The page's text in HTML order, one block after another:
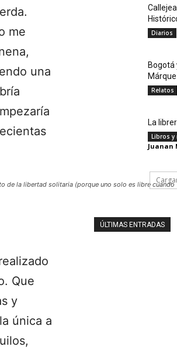
me
una
de la libertad solitaria (porque uno solo es libre cuando
Que
y
única a
Diarios
Bogotá
Relatos
La
Libros y
Juanan
ÚLTIMAS ENTRADAS